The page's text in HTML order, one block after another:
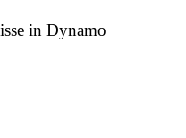
in Dynamo